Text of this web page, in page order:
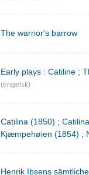
The warrior's barrow
Early plays : Catiline ;
(engelsk)
Catilina (1850) ;
Kjæmpehøien (1854) ;
Henrik Ibsens